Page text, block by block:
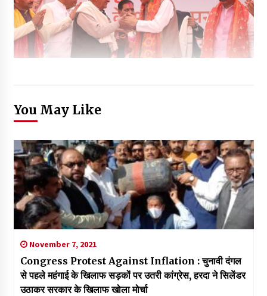
You May Like
November 7, 2021
Congress Protest Against Inflation : चुनावी दंगल
से पहले महंगाई के खिलाफ सड़कों पर उतरी कांग्रेस, हरदा ने सिलेंडर
उठाकर सरकार के खिलाफ खोला मोर्चा